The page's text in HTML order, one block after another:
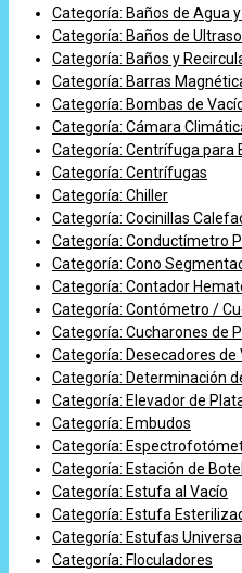
Categoría: Baños de Agua
Categoría: Baños de
Categoría: Baños y
Categoría: Barras
Categoría: Bombas de
Categoría: Cámara
Categoría: Centrífuga para
Categoría: Centrífugas
Categoría: Chiller
Categoría: Cocinillas
Categoría: Conductímetro
Categoría: Cono
Categoría: Contador
Categoría: Contómetro /
Categoría: Cucharones de
Categoría: Desecadores de
Categoría: Determinación
Categoría: Elevador de
Categoría: Embudos
Categoría:
Categoría: Estación de
Categoría: Estufa al Vacío
Categoría: Estufa
Categoría: Estufas
Categoría: Floculadores